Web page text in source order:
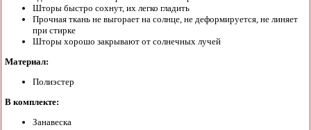
Шторы быстро сохнут, их легко гладить
Прочная ткань не выгорает на солнце, не деформируется, не линяет
при стирке
Шторы хорошо закрывают от солнечных лучей
Материал:
Полиэстер
В комплекте:
Занавеска